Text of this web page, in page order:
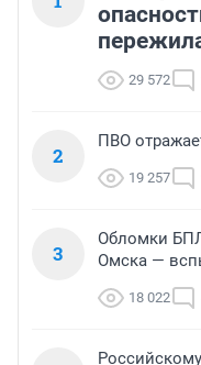
29 572
2
ПВО
19 257
3
Обломки
Омска —
18 022